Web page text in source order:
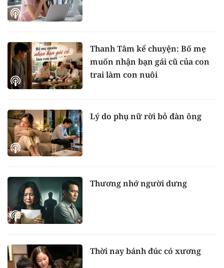
Thanh Tâm kể chuyện: Bố mẹ
muốn nhận bạn gái cũ của con
trai làm con nuôi
Lý do phụ nữ rời bỏ đàn ông
Thương nhớ người dưng
Thời nay bánh đúc có xương